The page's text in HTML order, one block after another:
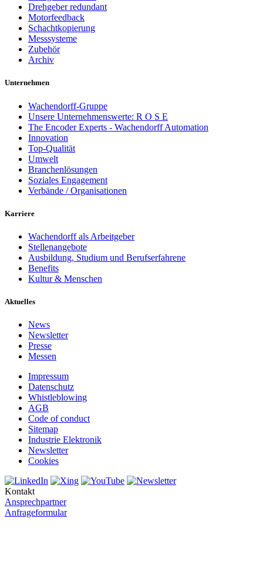
Drehgeber redundant
Motorfeedback
Schachtkopierung
Messsysteme
Zubehör
Archiv
Unternehmen
Wachendorff-Gruppe
Unsere Unternehmenswerte: R O S E
The Encoder Experts - Wachendorff Automation
Innovation
Top-Qualität
Umwelt
Branchenlösungen
Soziales Engagement
Verbände / Organisationen
Karriere
Wachendorff als Arbeitgeber
Stellenangebote
Ausbildung, Studium und Berufserfahrene
Benefits
Kultur & Menschen
Aktuelles
News
Newsletter
Presse
Messen
Impressum
Datenschutz
Whistleblowing
AGB
Code of conduct
Sitemap
Industrie Elektronik
Newsletter
Cookies
Kontakt
Ansprechpartner
Anfrageformular